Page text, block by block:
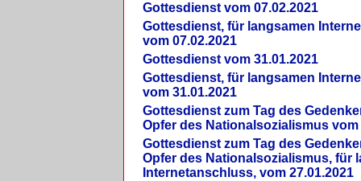
Gottesdienst vom 07.02.2021
Gottesdienst, für langsamen
vom 07.02.2021
Gottesdienst vom 31.01.2021
Gottesdienst, für langsamen
vom 31.01.2021
Gottesdienst zum Tag des
Opfer des Nationalsozialismus vom
Gottesdienst zum Tag des
Opfer des Nationalsozialismus, für
Internetanschluss, vom 27.01.2021